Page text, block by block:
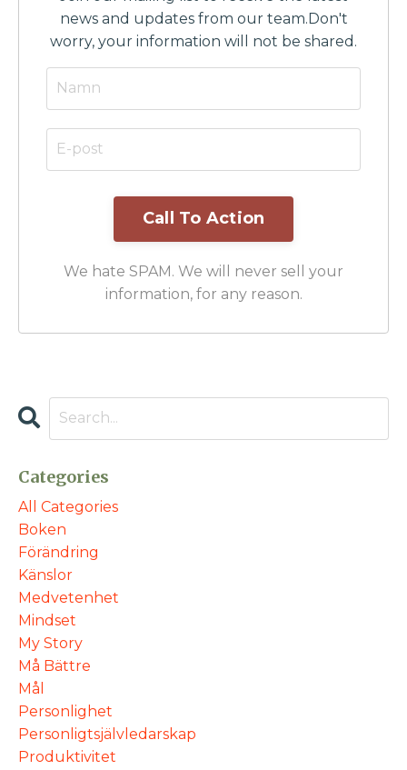
news and updates from our team.Don't
worry, your information will not be shared.
Call To Action
We hate SPAM. We will never sell your
information, for any reason.
Categories
All Categories
Boken
Förändring
Känslor
Medvetenhet
Mindset
My Story
Må Bättre
Mål
Personlighet
Personligtsjälvledarskap
Produktivitet